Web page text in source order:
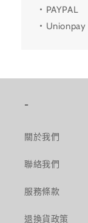
・PAYPAL
・Unionpay
-
關於我們
聯絡我們
服務條款
退換貨政策